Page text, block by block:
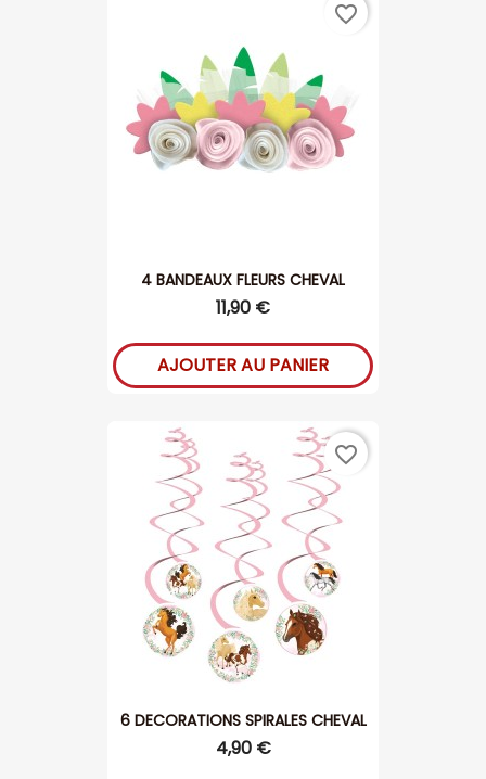
4 BANDEAUX FLEURS CHEVAL
11,90 €
AJOUTER AU PANIER
favorite_border
6 DECORATIONS SPIRALES CHEVAL
4,90 €
favorite_border